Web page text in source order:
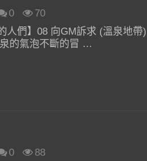
0
70
人們】08 向GM訴求 (溫泉地帶)
的氣泡不斷的冒 …
0 88